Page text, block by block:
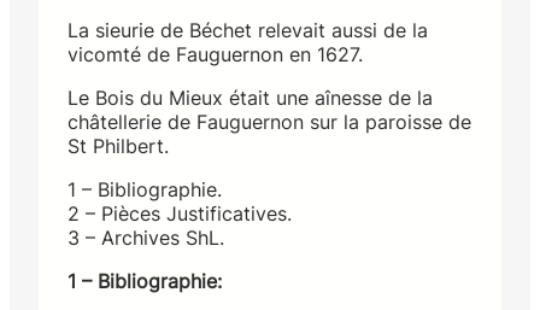
La sieurie de Béchet relevait aussi de la
vicomté de Fauguernon en 1627.
Le Bois du Mieux était une aînesse de la
châtellerie de Fauguernon sur la paroisse de
St Philbert.
1 – Bibliographie.
2 – Pièces Justificatives.
3 – Archives ShL.
1 – Bibliographie: